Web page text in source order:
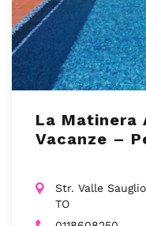
La Matinera
Vacanze –
Str. Valle
TO